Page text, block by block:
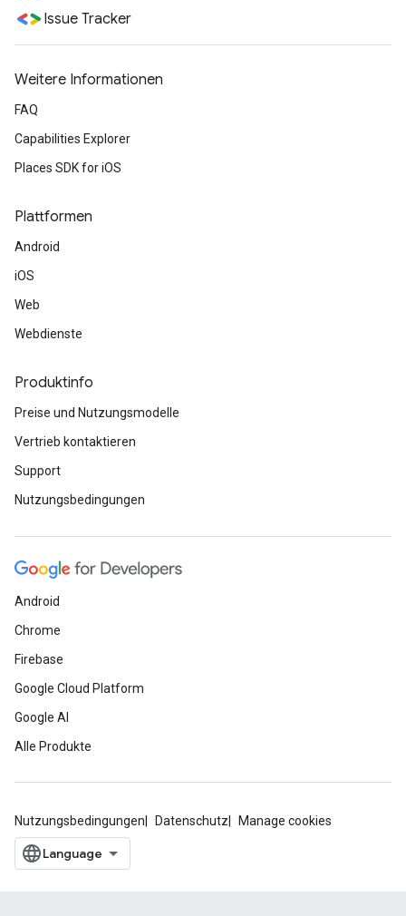
Issue Tracker
Weitere Informationen
FAQ
Capabilities Explorer
Places SDK for iOS
Plattformen
Android
iOS
Web
Webdienste
Produktinfo
Preise und Nutzungsmodelle
Vertrieb kontaktieren
Support
Nutzungsbedingungen
Android
Chrome
Firebase
Google Cloud Platform
Google AI
Alle Produkte
Nutzungsbedingungen Datenschutz Manage cookies